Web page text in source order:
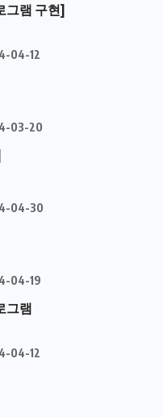
그램 구현]
04-12
03-20
04-30
04-19
그램
04-12